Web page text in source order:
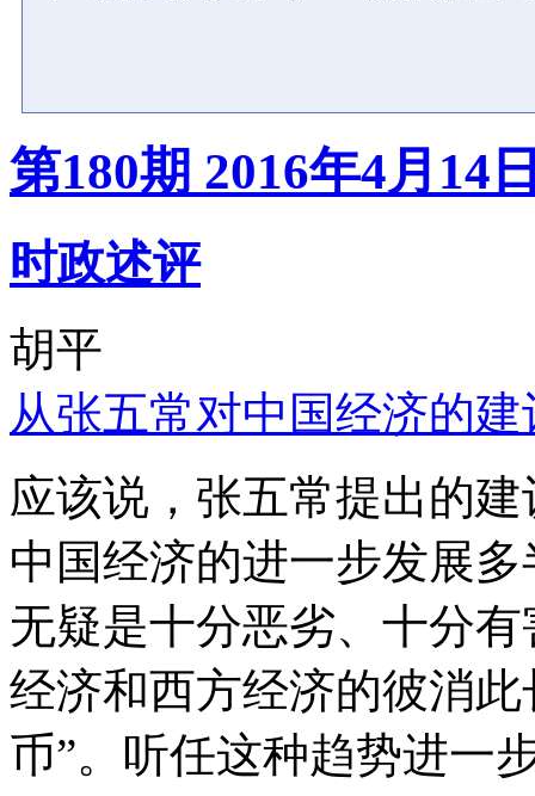
第180期 2016年4月14
时政述评
胡平
从张五常对中国经济的
应该说，张五常提出的
中国经济的进一步发展
无疑是十分恶劣、十分
经济和西方经济的彼消
币”。听任这种趋势进一